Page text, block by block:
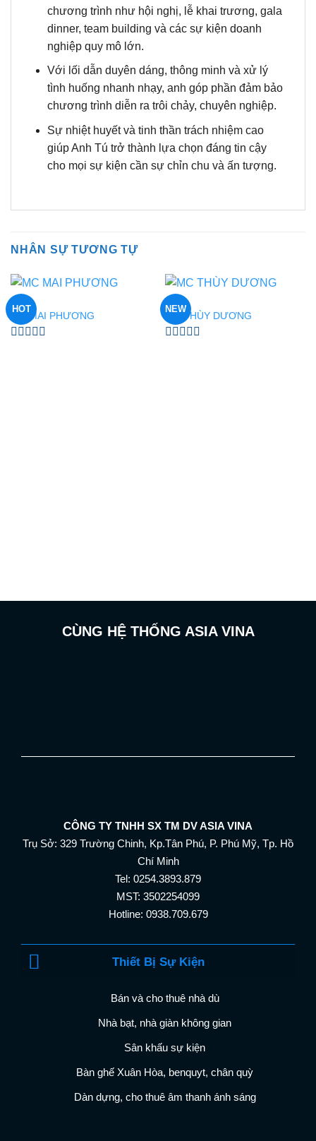
chương trình như hội nghị, lễ khai trương, gala
dinner, team building và các sự kiện doanh
nghiệp quy mô lớn.
Với lối dẫn duyên dáng, thông minh và xử lý
tình huống nhanh nhạy, anh góp phần đảm bảo
chương trình diễn ra trôi chảy, chuyên nghiệp.
Sự nhiệt huyết và tinh thần trách nhiệm cao
giúp Anh Tú trở thành lựa chọn đáng tin cậy
cho mọi sự kiện cần sự chỉn chu và ấn tượng.
NHÂN SỰ TƯƠNG TỰ
HOT
MC MAI PHƯƠNG
NEW
MC THÙY DƯƠNG
CÙNG HỆ THỐNG ASIA VINA
CÔNG TY TNHH SX TM DV ASIA VINA
Trụ Sở: 329 Trường Chinh, Kp.Tân Phú, P. Phú Mỹ, Tp. Hồ
Chí Minh
Tel: 0254.3893.879
MST: 3502254099
Hotline: 0938.709.679
Thiết Bị Sự Kiện
Bán và cho thuê nhà dù
Nhà bạt, nhà giàn không gian
Sân khấu sự kiện
Bàn ghế Xuân Hòa, benquyt, chân quỳ
Dàn dựng, cho thuê âm thanh ánh sáng